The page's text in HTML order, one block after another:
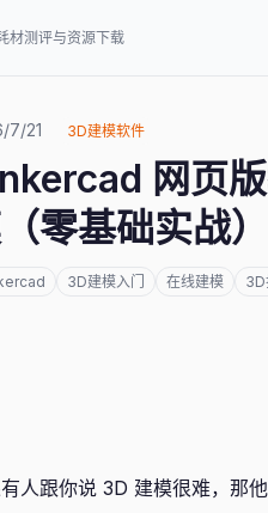
材测评与资源下载
7/21 3D建模软件
网页
零基础实战）
3D建模入门 在线建模 3D
人跟你说 3D 建模很难，那